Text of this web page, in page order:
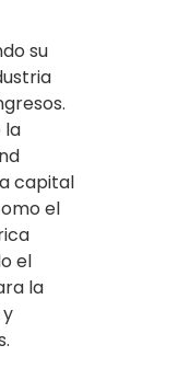
su
la
capital
el
el
la